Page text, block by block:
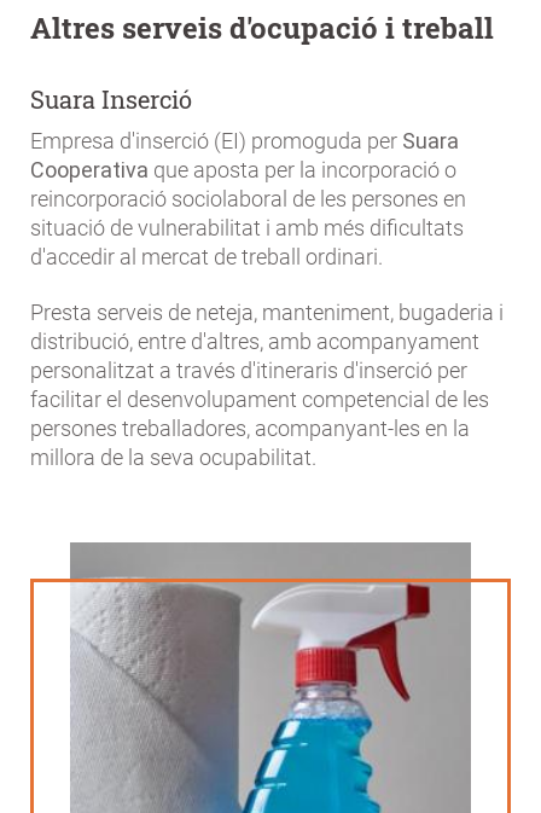
Altres serveis d'ocupació i treball
Suara Inserció
Empresa d'inserció (EI) promoguda per Suara
Cooperativa que aposta per la incorporació o
reincorporació sociolaboral de les persones en
situació de vulnerabilitat i amb més dificultats
d'accedir al mercat de treball ordinari.
Presta serveis de neteja, manteniment, bugaderia i
distribució, entre d'altres, amb acompanyament
personalitzat a través d'itineraris d'inserció per
facilitar el desenvolupament competencial de les
persones treballadores, acompanyant-les en la
millora de la seva ocupabilitat.